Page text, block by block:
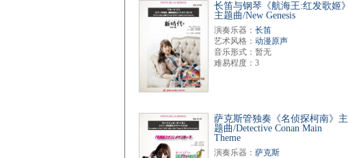
长笛与钢琴《航海王:红发歌姬》
主题曲/New Genesis
演奏乐器： 长笛
艺术风格： 动漫原声
音乐形式：暂无
难易程度：3
萨克斯管独奏《名侦探柯南》主
题曲/Detective Conan Main
Theme
演奏乐器： 萨克斯